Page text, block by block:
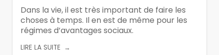
Dans la vie, il est très important de faire les
choses à temps. Il en est de même pour les
régimes d’avantages sociaux.
LIRE LA SUITE